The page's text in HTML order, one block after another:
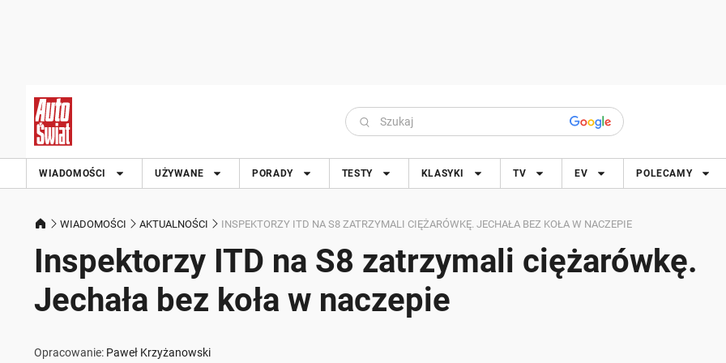
WIADOMOŚCI UŻYWANE PORADY TESTY KLASYKI TV EV POLECAMY
WIADOMOŚCI AKTUALNOŚCI INSPEKTORZY ITD NA S8 ZATRZYMALI CIĘŻARÓWKĘ. JECHAŁA BEZ KOŁA W NACZEPIE
Inspektorzy ITD na S8 zatrzymali ciężarówkę.
Jechała bez koła w naczepie
Opracowanie: Paweł Krzyżanowski